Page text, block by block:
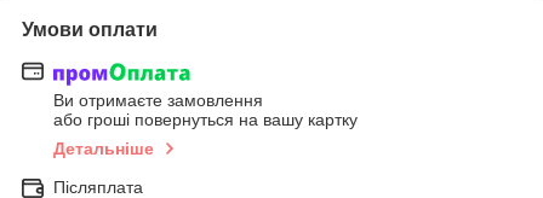
Умови оплати
Ви отримаєте замовлення
або гроші повернуться на вашу картку
Детальніше
Післяплата